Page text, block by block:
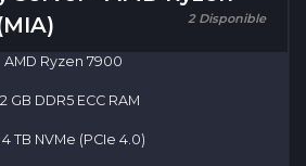
2 Disponible
AMD Ryzen 7900
GB DDR5 ECC RAM
4 TB NVMe (PCIe 4.0)